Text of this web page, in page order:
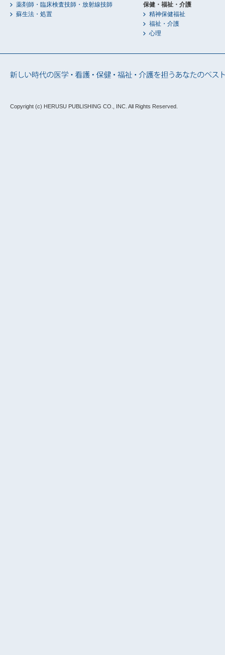
薬剤師・臨床検査技師・放射線技師
蘇生法・処置
保健・福祉・介護
精神保健福祉
福祉・介護
心理
Copyright (c) HERUSU PUBLISHING CO., INC. All Rights Reserved.